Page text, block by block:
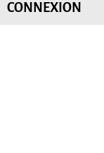
CONNEXION